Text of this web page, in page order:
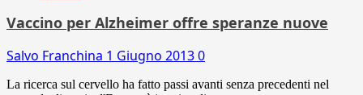
Vaccino per Alzheimer offre speranze nuove
Salvo Franchina 1 Giugno 20130
La ricerca sul cervello ha fatto passi avanti senza precedenti nel